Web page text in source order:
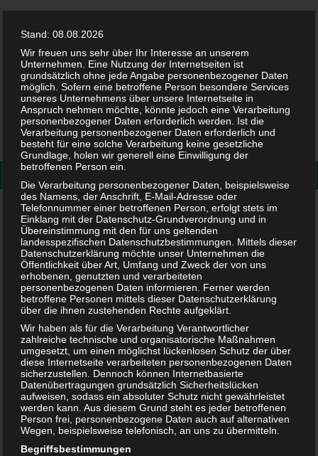
Facebook
Twitter
Suchen
nach:
Baby&Kind>Kleinkind
Stand: 08.08.2026
Wir freuen uns sehr über Ihr Interesse an unserem
Unternehmen. Eine Nutzung der Internetseiten ist
grundsätzlich ohne jede Angabe personenbezogener Daten
möglich. Sofern eine betroffene Person besondere Services
unseres Unternehmens über unsere Internetseite in
Anspruch nehmen möchte, könnte jedoch eine Verarbeitung
personenbezogener Daten erforderlich werden. Ist die
Verarbeitung personenbezogener Daten erforderlich und
besteht für eine solche Verarbeitung keine gesetzliche
Grundlage, holen wir generell eine Einwilligung der
betroffenen Person ein.
Die Verarbeitung personenbezogener Daten, beispielsweise
des Namens, der Anschrift, E-Mail-Adresse oder
Telefonnummer einer betroffenen Person, erfolgt stets im
Einklang mit der Datenschutz-Grundverordnung und in
Übereinstimmung mit den für uns geltenden
landesspezifischen Datenschutzbestimmungen. Mittels dieser
Datenschutzerklärung möchte unser Unternehmen die
Öffentlichkeit über Art, Umfang und Zweck der von uns
erhobenen, genutzten und verarbeiteten
personenbezogenen Daten informieren. Ferner werden
betroffene Personen mittels dieser Datenschutzerklärung
über die ihnen zustehenden Rechte aufgeklärt.
Wir haben als für die Verarbeitung Verantwortlicher
zahlreiche technische und organisatorische Maßnahmen
umgesetzt, um einen möglichst lückenlosen Schutz der über
diese Internetseite verarbeiteten personenbezogenen Daten
sicherzustellen. Dennoch können Internetbasierte
Datenübertragungen grundsätzlich Sicherheitslücken
aufweisen, sodass ein absoluter Schutz nicht gewährleistet
werden kann. Aus diesem Grund steht es jeder betroffenen
Person frei, personenbezogene Daten auch auf alternativen
Wegen, beispielsweise telefonisch, an uns zu übermitteln.
Begriffsbestimmungen